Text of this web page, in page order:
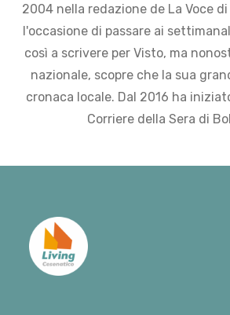
2004 nella redazione de La Voce di
l'occasione di passare ai
così a scrivere per Visto, ma
nazionale, scopre che la sua
cronaca locale. Dal 2016 ha
Corriere della Sera di